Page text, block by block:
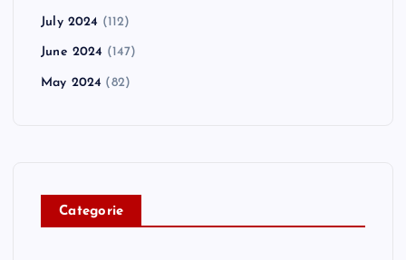
July 2024 (112)
June 2024 (147)
May 2024 (82)
Categorie